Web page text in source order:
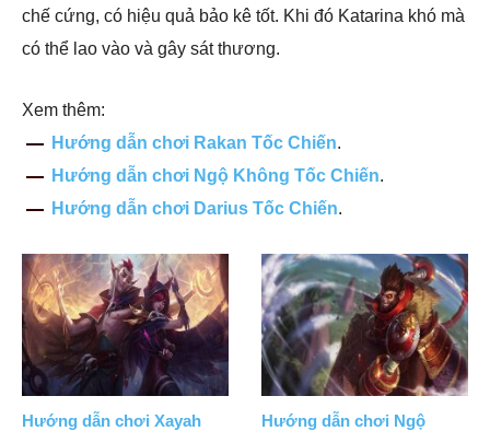
chế cứng, có hiệu quả bảo kê tốt. Khi đó Katarina khó mà
có thể lao vào và gây sát thương.
Xem thêm:
Hướng dẫn chơi Rakan Tốc Chiến.
Hướng dẫn chơi Ngộ Không Tốc Chiến.
Hướng dẫn chơi Darius Tốc Chiến.
Hướng dẫn chơi Xayah
Hướng dẫn chơi Ngộ